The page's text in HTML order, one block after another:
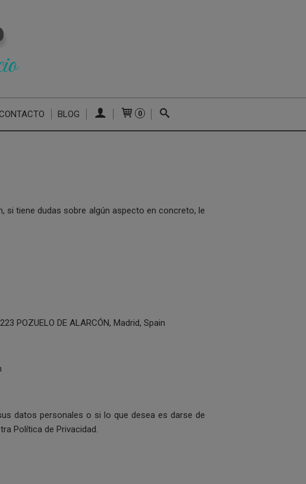
BLOG 0
si tiene dudas sobre algún aspecto en concreto, le
POZUELO DE ALARCÓN, Madrid, Spain
datos personales o si lo que desea es darse de
Política de Privacidad.